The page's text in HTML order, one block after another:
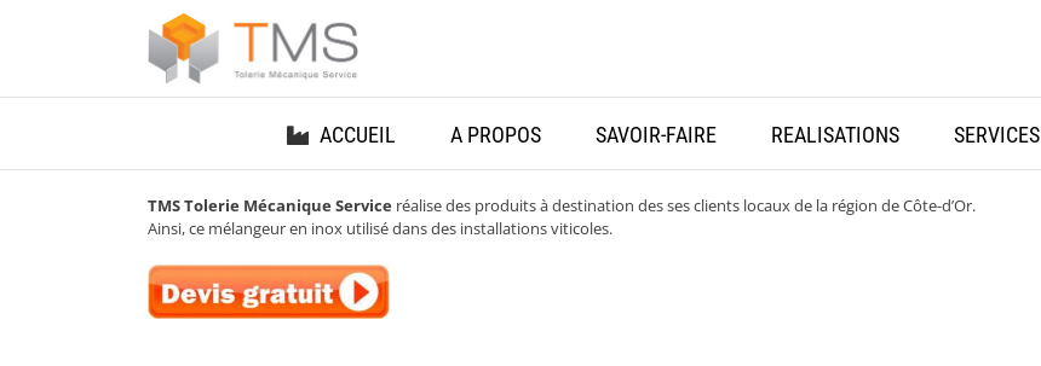
ACCUEIL A PROPOS SAVOIR-FAIRE REALISATIONS SERVICES
TMS Tolerie Mécanique Service réalise des produits à destination des ses clients locaux de la région de Côte-d’Or.
Ainsi, ce mélangeur en inox utilisé dans des installations viticoles.